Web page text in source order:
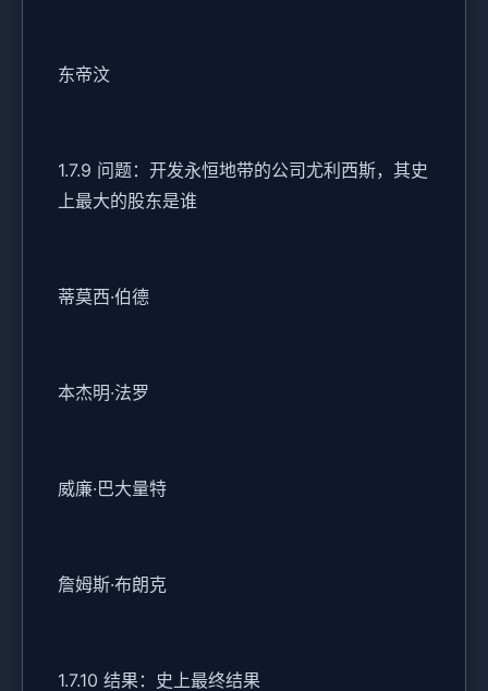
东帝汶
1.7.9 问题：开发永恒地带的公司尤利西斯，其史
上最大的股东是谁
蒂莫西·伯德
本杰明·法罗
威廉·巴大量特
詹姆斯·布朗克
1.7.10 结果：史上最终结果